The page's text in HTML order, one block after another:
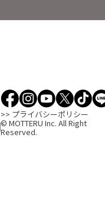
>> プライバシーポリシー
© MOTTERU Inc. All Right
Reserved.